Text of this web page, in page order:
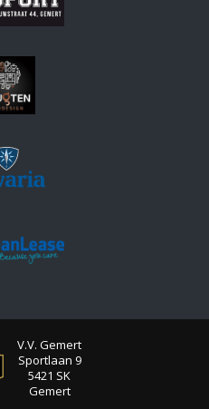
V.V. Gemert
Sportlaan 9
5421 SK
Gemert